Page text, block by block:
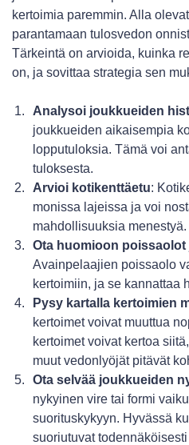
kertoimia paremmin. Alla
parantamaan tulosvedon
Tärkeintä on arvioida, kuinka
on, ja sovittaa strategia sen
Analysoi joukkueiden
joukkueiden aikaisempia
lopputuloksia. Tämä voi
tuloksesta.
Arvioi kotikenttäetu:
monissa lajeissa ja voi
mahdollisuuksia menestyä.
Ota huomioon
Avainpelaajien poissaolo
kertoimiin, ja se kannattaa
Pysy kartalla kertoimien
kertoimet voivat muuttua
kertoimet voivat kertoa
muut vedonlyöjät pitävät
Ota selvää joukkueiden
nykyinen vire tai formi
suorituskykyyn. Hyvässä
suoriutuvat